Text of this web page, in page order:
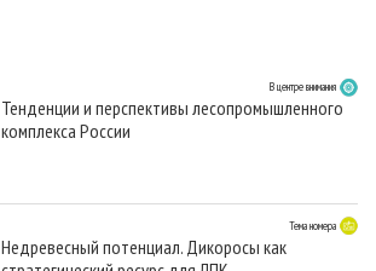
В центре внимания
Тенденции и перспективы лесопромышленного
комплекса России
Тема номера
Недревесный потенциал. Дикоросы как